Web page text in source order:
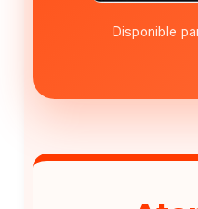
Disponible